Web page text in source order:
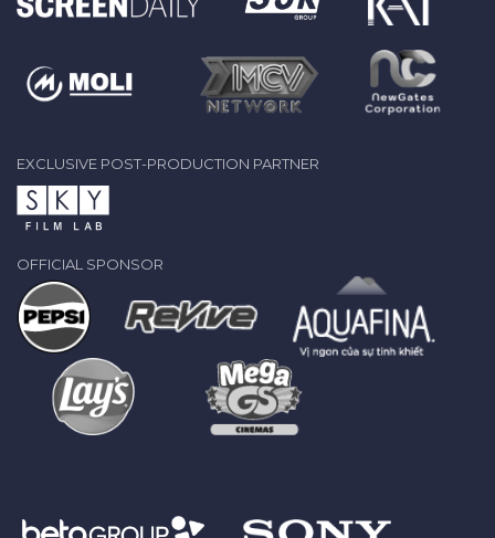
EXCLUSIVE POST-PRODUCTION PARTNER
OFFICIAL SPONSOR